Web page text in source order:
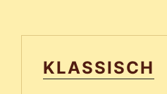
KLASSISCH